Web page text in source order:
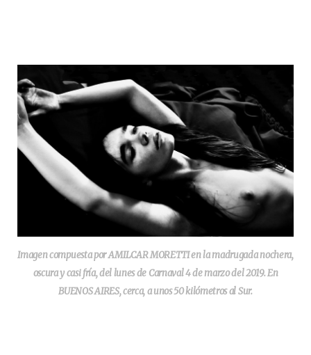
Imagen compuesta por AMILCAR MORETTI en la madrugada nochera,
oscura y casi fría, del lunes de Carnaval 4 de marzo del 2019. En
BUENOS AIRES, cerca, a unos 50 kilómetros al Sur.